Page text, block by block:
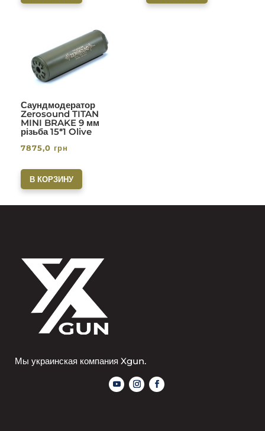
Саундмодератор
Zerosound TITAN
MINI BRAKE 9 мм
різьба 15*1 Olive
7875,0 грн
В КОРЗИНУ
Мы украинская компания Xgun.